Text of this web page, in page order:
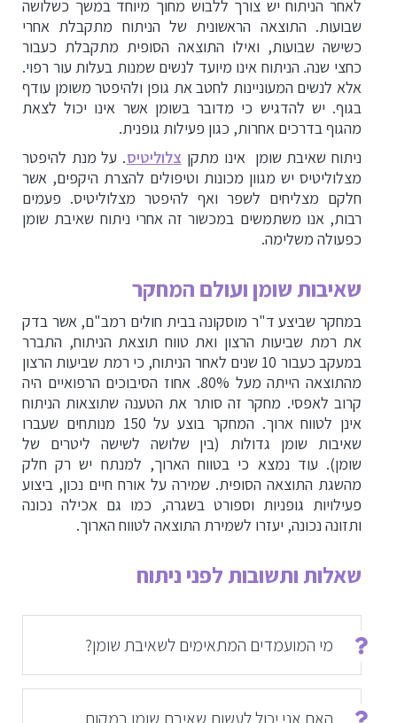
לאחר הניתוח יש צורך ללבוש מחוך מיוחד במשך כשלושה
שבועות. התוצאה הראשונית של הניתוח מתקבלת אחרי
כשישה שבועות, ואילו התוצאה הסופית מתקבלת כעבור
כחצי שנה. הניתוח אינו מיועד לנשים שמנות בעלות עור רפוי.
אלא לנשים המעוניינות לחטב את גופן ולהיפטר משומן עודף
בגוף. יש להדגיש כי מדובר בשומן אשר אינו יכול לצאת
מהגוף בדרכים אחרות, כגון פעילות גופנית.
ניתוח שאיבת שומן אינו מתקן צלוליטיס. על מנת להיפטר
מצלוליטיס יש מגוון מכונות וטיפולים להצרת היקפים, אשר
חלקם מצליחים לשפר ואף להיפטר מצלוליטיס. פעמים
רבות, אנו משתמשים במכשור זה אחרי ניתוח שאיבת שומן
כפעולה משלימה.
שאיבות שומן ועולם המחקר
במחקר שביצע ד"ר מוסקונה בבית חולים רמב"ם, אשר בדק
את רמת שביעות הרצון ואת טווח תוצאת הניתוח, התברר
במעקב כעבור 10 שנים לאחר הניתוח, כי רמת שביעות הרצון
מהתוצאה הייתה מעל 80%. אחוז הסיבוכים הרפואיים היה
קרוב לאפסי. מחקר זה סותר את הטענה שתוצאות הניתוח
אינן לטווח ארוך. המחקר בוצע על 150 מנותחים שעברו
שאיבות שומן גדולות (בין שלושה לשישה ליטרים של
שומן). עוד נמצא כי בטווח הארוך, למנתח יש רק חלק
מהשגת התוצאה הסופית. שמירה על אורח חיים נכון, ביצוע
פעילויות גופניות וספורט בשגרה, כמו גם אכילה נכונה
ותזונה נכונה, יעזרו לשמירת התוצאה לטווח הארוך.
שאלות ותשובות לפני ניתוח
מי המועמדים המתאימים לשאיבת שומן?
אנשים שמשקלם רגיל, עם איכות עור טובה
ומוצקה, עם עודפי בליטות שומן באזורים מסוימים
שאינם מגיבים לדיאטה או לפעילות גופנית.